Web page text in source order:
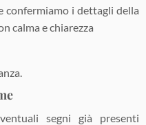
confermiamo i dettagli della
calma e chiarezza
segni già presenti